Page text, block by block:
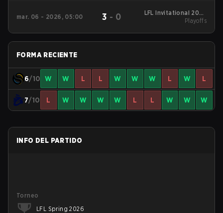
mar. 06 - 2026, 05:00 3 - 0
LFL Invitational 2026
Playoffs
Playoffs
FORMA RECIENTE
6/10 W W L L W W W L W L
7/10 L W W W W L L W W W
INFO DEL PARTIDO
Torneo
LFL Spring 2026